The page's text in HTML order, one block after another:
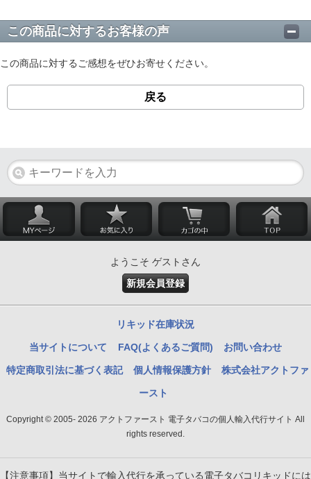
この商品に対するお客様の声
この商品に対するご感想をぜひお寄せください。
戻る
ようこそ ゲストさん
新規会員登録
リキッド在庫状況
当サイトについて FAQ(よくあるご質問) お問い合わせ
特定商取引法に基づく表記 個人情報保護方針 株式会社アクトファ
ースト
Copyright © 2005- 2026 アクトファースト 電子タバコの個人輸入代行サイト All
rights reserved.
【注意事項】当サイトで輸入代行を承っている電子タバコリキッドには